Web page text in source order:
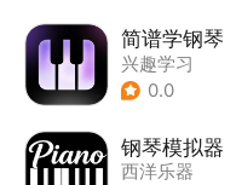
简谱学钢琴
兴趣学习
0.0
钢琴模拟器
西洋乐器